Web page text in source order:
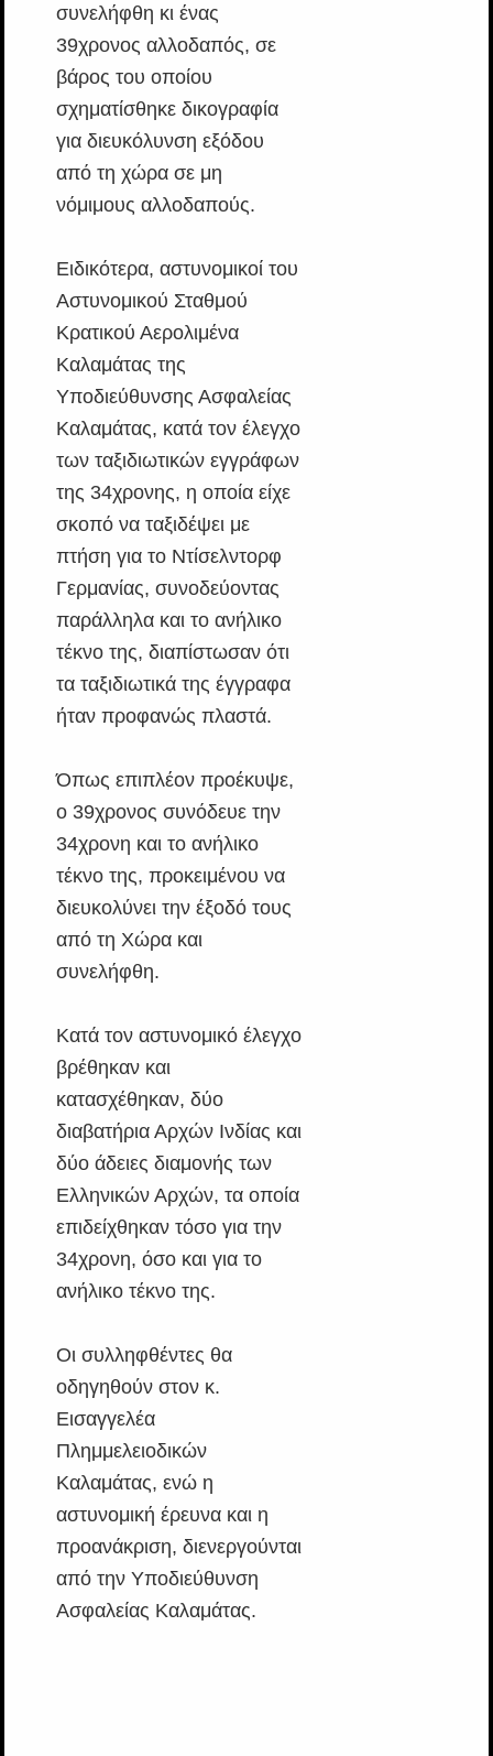
συνελήφθη κι ένας
39χρονος αλλοδαπός, σε
βάρος του οποίου
σχηματίσθηκε δικογραφία
για διευκόλυνση εξόδου
από τη χώρα σε μη
νόμιμους αλλοδαπούς.
Ειδικότερα, αστυνομικοί του
Αστυνομικού Σταθμού
Κρατικού Αερολιμένα
Καλαμάτας της
Υποδιεύθυνσης Ασφαλείας
Καλαμάτας, κατά τον έλεγχο
των ταξιδιωτικών εγγράφων
της 34χρονης, η οποία είχε
σκοπό να ταξιδέψει με
πτήση για το Ντίσελντορφ
Γερμανίας, συνοδεύοντας
παράλληλα και το ανήλικο
τέκνο της, διαπίστωσαν ότι
τα ταξιδιωτικά της έγγραφα
ήταν προφανώς πλαστά.
Όπως επιπλέον προέκυψε,
ο 39χρονος συνόδευε την
34χρονη και το ανήλικο
τέκνο της, προκειμένου να
διευκολύνει την έξοδό τους
από τη Χώρα και
συνελήφθη.
Κατά τον αστυνομικό έλεγχο
βρέθηκαν και
κατασχέθηκαν, δύο
διαβατήρια Αρχών Ινδίας και
δύο άδειες διαμονής των
Ελληνικών Αρχών, τα οποία
επιδείχθηκαν τόσο για την
34χρονη, όσο και για το
ανήλικο τέκνο της.
Οι συλληφθέντες θα
οδηγηθούν στον κ.
Εισαγγελέα
Πλημμελειοδικών
Καλαμάτας, ενώ η
αστυνομική έρευνα και η
προανάκριση, διενεργούνται
από την Υποδιεύθυνση
Ασφαλείας Καλαμάτας.